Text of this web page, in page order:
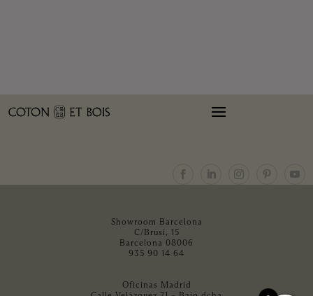
Showroom Barcelona
C/Brusi, 15
Barcelona 08006
935 90 14 64
Oficinas Madrid